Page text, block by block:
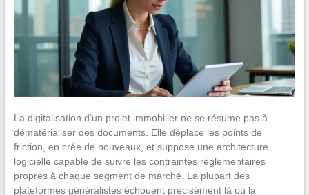
La digitalisation d’un projet immobilier ne se résume pas à
dématérialiser des documents. Elle déplace les points de
friction, en crée de nouveaux, et suppose une architecture
logicielle capable de suivre les contraintes réglementaires
propres à chaque segment de marché. La plupart des
plateformes généralistes échouent précisément là où la